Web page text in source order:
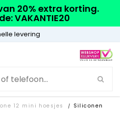
20% extra korting.
VAKANTIE20
12 mini hoesjes /
Siliconen